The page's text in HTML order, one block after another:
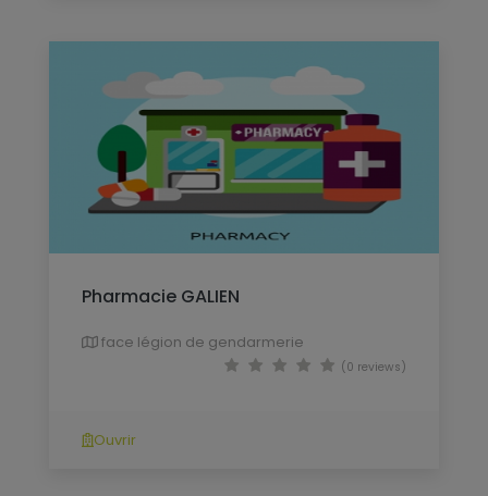
Pharmacie GALIEN
face légion de gendarmerie
(0 reviews)
Ouvrir